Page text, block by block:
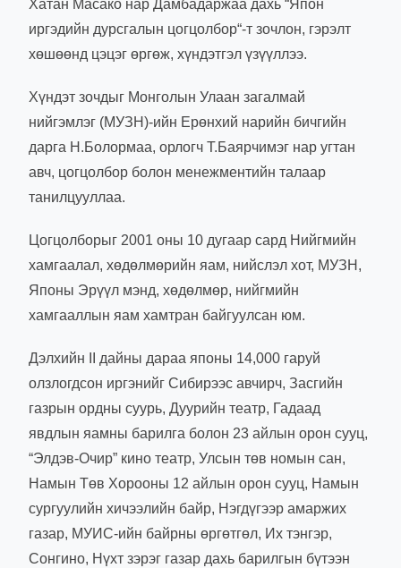
Хатан Масако нар Дамбадаржаа дахь “Япон
иргэдийн дурсгалын цогцолбор“-т зочлон, гэрэлт
хөшөөнд цэцэг өргөж, хүндэтгэл үзүүллээ.
Хүндэт зочдыг Монголын Улаан загалмай
нийгэмлэг (МУЗН)-ийн Ерөнхий нарийн бичгийн
дарга Н.Болормаа, орлогч Т.Баярчимэг нар угтан
авч, цогцолбор болон менежментийн талаар
танилцууллаа.
Цогцолборыг 2001 оны 10 дугаар сард Нийгмийн
хамгаалал, хөдөлмөрийн яам, нийслэл хот, МУЗН,
Японы Эрүүл мэнд, хөдөлмөр, нийгмийн
хамгааллын яам хамтран байгуулсан юм.
Дэлхийн II дайны дараа японы 14,000 гаруй
олзлогдсон иргэнийг Сибирээс авчирч, Засгийн
газрын ордны суурь, Дуурийн театр, Гадаад
явдлын яамны барилга болон 23 айлын орон сууц,
“Элдэв-Очир” кино театр, Улсын төв номын сан,
Намын Төв Хорооны 12 айлын орон сууц, Намын
сургуулийн хичээлийн байр, Нэгдүгээр амаржих
газар, МУИС-ийн байрны өргөтгөл, Их тэнгэр,
Сонгино, Нүхт зэрэг газар дахь барилгын бүтээн